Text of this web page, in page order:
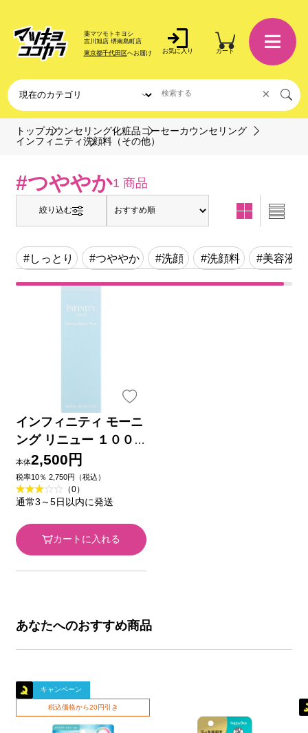
薬マツモトキヨシ
吉川旭店 堺南島町店
東京都千代田区へお届け お気に入り カート
×
トップカウンセリング化粧品 コーセーカウンセリング
インフィニティ 洗顔料（その他）
#つややか1 商品
絞り込む
#しっとり #つややか #洗顔 #洗顔料 #美容液
インフィニティ モーニ
ング リニュー １００
ｇ コーセー
本体2,500円
税率10％ 2,750円（税込）
（0）
通常3～5日以内に発送
カートに入れる
あなたへのおすすめ商品
キャンペーン
税込価格から20円引き